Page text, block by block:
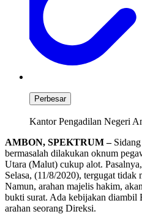
Perbesar
Kantor Pengadilan Negeri
AMBON, SPEKTRUM –Sidang
bermasalah dilakukan oknum
Utara (Malut) cukup alot.
Selasa, (11/8/2020), tergugat tidak
Namun, arahan majelis hakim,
bukti surat. Ada kebijakan diambil
arahan seorang Direksi.